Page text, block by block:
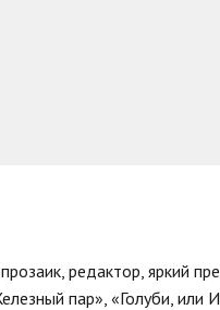
редактор, яркий
пар», «Голуби,